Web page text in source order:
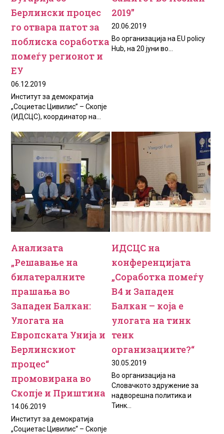
Берлински процес
го отвара патот за
поблиска соработка
помеѓу регионот и
ЕУ
06.12.2019
Институт за демократија
„Социетас Цивилис” – Скопје
(ИДСЦС), координатор на...
2019″
20.06.2019
Во организација на EU policy
Hub, на 20 јуни во...
Анализата
„Решавање на
билатералните
прашања во
Западен Балкан:
Улогата на
Европската Унија и
Берлинскиот
процес“
промовирана во
Скопје и Приштина
14.06.2019
Институт за демократија
„Социетас Цивилис“ – Скопје
ИДСЦС на
конференцијата
„Соработка помеѓу
В4 и Западен
Балкан – која е
улогата на тинк
тенк
организациите?“
30.05.2019
Во организација на
Словачкото здружение за
надворешна политика и
Тинк...